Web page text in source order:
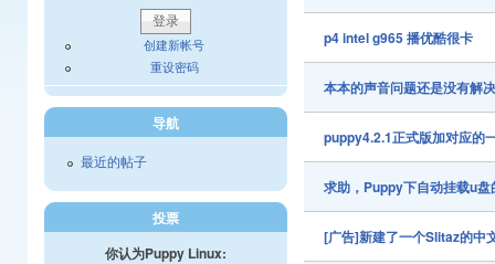
p4 intel g965 播优酷很卡
本本的声音问题还是没有解
puppy4.2.1正式版加对应的
求助，Puppy下自动挂载u盘
[广告]新建了一个Slitaz的中
创建新帐号
重设密码
导航
最近的帖子
投票
你认为Puppy Linux: